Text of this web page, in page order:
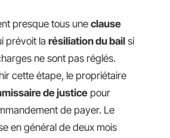
presque tous une clause
prévoit la résiliation du bail si
ne sont pas réglés.
cette étape, le propriétaire
de justice pour
de payer. Le
en général de deux mois